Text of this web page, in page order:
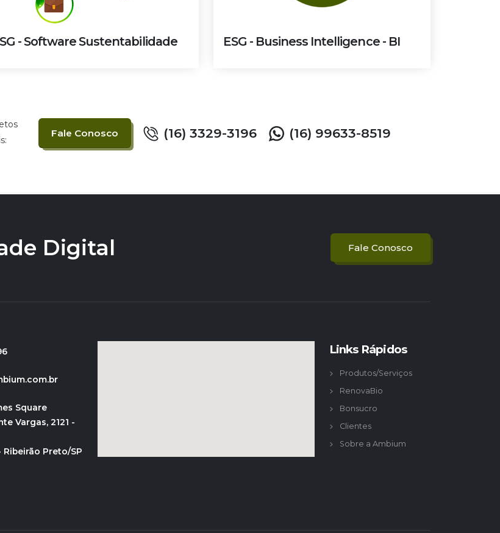
- Software Sustentabilidade ESG - Business Intelligence - BI
Fale Conosco (16) 3329-3196 (16) 99633-8519
Digital Fale Conosco
Square
Vargas, 2121 -
Ribeirão Preto/SP
Links Rápidos
Produtos/Serviços
RenovaBio
Bonsucro
Clientes
Sobre a Ambium